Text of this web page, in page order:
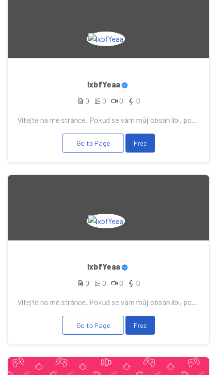
lxbfYeaa
0 0 0 0
Vítejte na mé stránce. Pokud se vám můj obsah líbí, podpořte ho svým příspěvkem, díky němu vás budu...
Go to Page Free
lxbfYeaa
0 0 0 0
Vítejte na mé stránce. Pokud se vám můj obsah líbí, podpořte ho svým příspěvkem, díky němu vás budu...
Go to Page Free